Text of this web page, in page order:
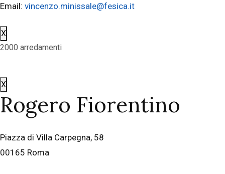
Email: vincenzo.minissale@fesica.it
X
2000 arredamenti
X
Rogero Fiorentino
Piazza di Villa Carpegna, 58
00165 Roma